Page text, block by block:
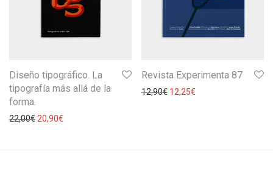
Diseño tipográfico. La
tipografía más allá de la
forma.
22,00€ 20,90€
Revista Experimenta 87
12,90€ 12,25€